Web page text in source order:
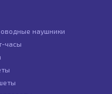
наушники
часы